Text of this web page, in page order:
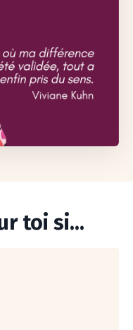
toi si...